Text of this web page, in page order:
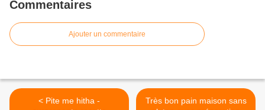
Commentaires
Ajouter un commentaire
< Pite me hitha -
Très bon pain maison sans